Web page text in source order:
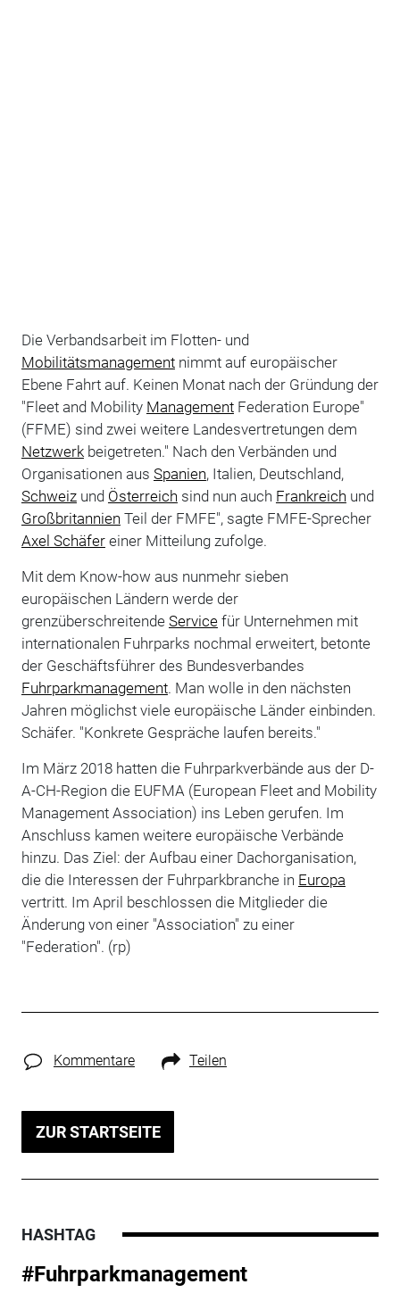
Die Verbandsarbeit im Flotten- und
Mobilitätsmanagementnimmt auf europäischer
Ebene Fahrt auf. Keinen Monat nach der Gründung der
"Fleet and Mobility ManagementFederation Europe"
(FFME) sind zwei weitere Landesvertretungen dem
Netzwerkbeigetreten." Nach den Verbänden und
Organisationen aus Spanien, Italien, Deutschland,
Schweizund Österreich sind nun auch Frankreich und
Großbritannien Teil der FMFE", sagte FMFE-Sprecher
Axel Schäfereiner Mitteilung zufolge.
Mit dem Know-how aus nunmehr sieben
europäischen Ländern werde der
grenzüberschreitende Servicefür Unternehmen mit
internationalen Fuhrparks nochmal erweitert, betonte
der Geschäftsführer des Bundesverbandes
Fuhrparkmanagement. Man wolle in den nächsten
Jahren möglichst viele europäische Länder einbinden.
Schäfer. "Konkrete Gespräche laufen bereits."
Im März 2018 hatten die Fuhrparkverbände aus der D-
A-CH-Region die EUFMA (European Fleet and Mobility
Management Association) ins Leben gerufen. Im
Anschluss kamen weitere europäische Verbände
hinzu. Das Ziel: der Aufbau einer Dachorganisation,
die die Interessen der Fuhrparkbranche in Europa
vertritt. Im April beschlossen die Mitglieder die
Änderung von einer "Association" zu einer
"Federation". (rp)
Kommentare Teilen
ZUR STARTSEITE
HASHTAG
#Fuhrparkmanagement